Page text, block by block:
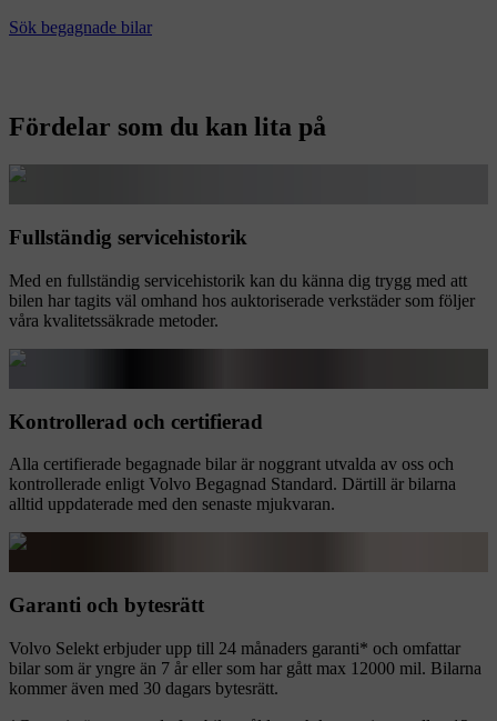
Sök begagnade bilar
Fördelar som du kan lita på
Fullständig servicehistorik
Med en fullständig servicehistorik kan du känna dig trygg med att
bilen har tagits väl omhand hos auktoriserade verkstäder som följer
våra kvalitetssäkrade metoder.
Kontrollerad och certifierad
Alla certifierade begagnade bilar är noggrant utvalda av oss och
kontrollerade enligt Volvo Begagnad Standard. Därtill är bilarna
alltid uppdaterade med den senaste mjukvaran.
Garanti och bytesrätt
Volvo Selekt erbjuder upp till 24 månaders garanti* och omfattar
bilar som är yngre än 7 år eller som har gått max 12000 mil. Bilarna
kommer även med 30 dagars bytesrätt.